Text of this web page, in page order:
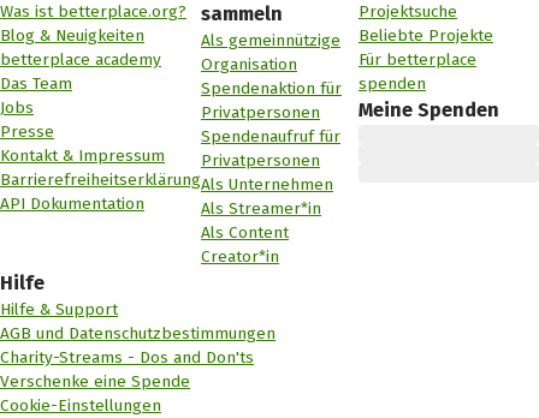
Was ist betterplace.org?
Blog & Neuigkeiten
betterplace academy
Das Team
Jobs
Presse
Kontakt & Impressum
Barrierefreiheitserklärung
API Dokumentation
sammeln
Als gemeinnützige
Organisation
Spendenaktion für
Privatpersonen
Spendenaufruf für
Privatpersonen
Als Unternehmen
Als Streamer*in
Als Content
Creator*in
Projektsuche
Beliebte Projekte
Für betterplace
spenden
Meine Spenden
Hilfe
Hilfe & Support
AGB und Datenschutzbestimmungen
Charity-Streams - Dos and Don'ts
Verschenke eine Spende
Cookie-Einstellungen